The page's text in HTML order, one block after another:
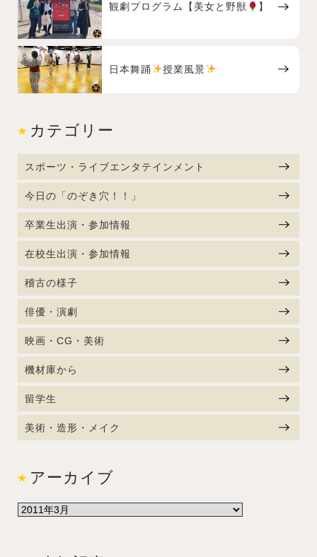
観劇プログラム【美女と野獣 】
日本舞踊 授業風景
カテゴリー
スポーツ・ライブエンタテインメント
今日の「のぞき穴！！」
卒業生出演・参加情報
在校生出演・参加情報
稽古の様子
俳優・演劇
映画・CG・美術
機材庫から
留学生
美術・造形・メイク
アーカイブ